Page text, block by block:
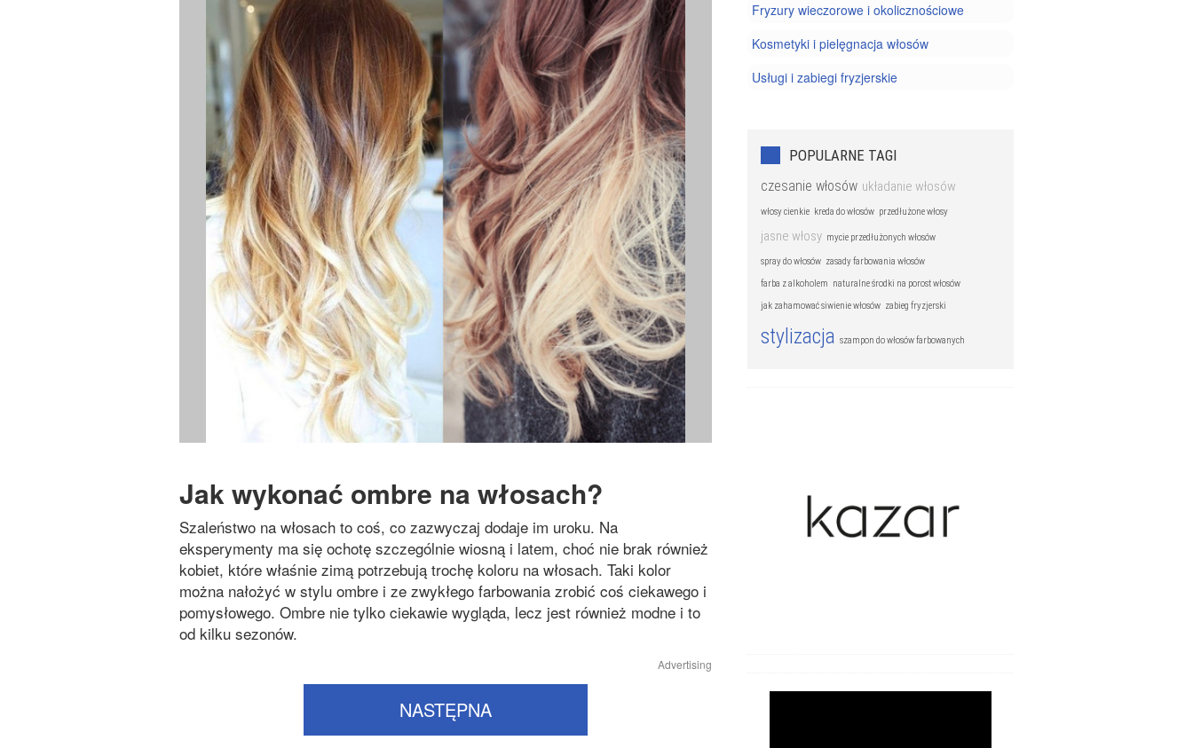
Jak wykonać ombre na włosach?
Szaleństwo na włosach to coś, co zazwyczaj dodaje im uroku. Na
eksperymenty ma się ochotę szczególnie wiosną i latem, choć nie brak również
kobiet, które właśnie zimą potrzebują trochę koloru na włosach. Taki kolor
można nałożyć w stylu ombre i ze zwykłego farbowania zrobić coś ciekawego i
pomysłowego. Ombre nie tylko ciekawie wygląda, lecz jest również modne i to
od kilku sezonów.
Advertising
NASTĘPNA
Fryzury wieczorowe i okolicznościowe
Kosmetyki i pielęgnacja włosów
Usługi i zabiegi fryzjerskie
POPULARNE TAGI
czesanie włosów układanie włosów
włosy cienkie kreda do włosów przedłużone włosy
jasne włosy mycie przedłużonych włosów
spray do włosów zasady farbowania włosów
farba z alkoholem naturalne środki na porost włosów
jak zahamować siwienie włosów zabieg fryzjerski
stylizacja szampon do włosów farbowanych